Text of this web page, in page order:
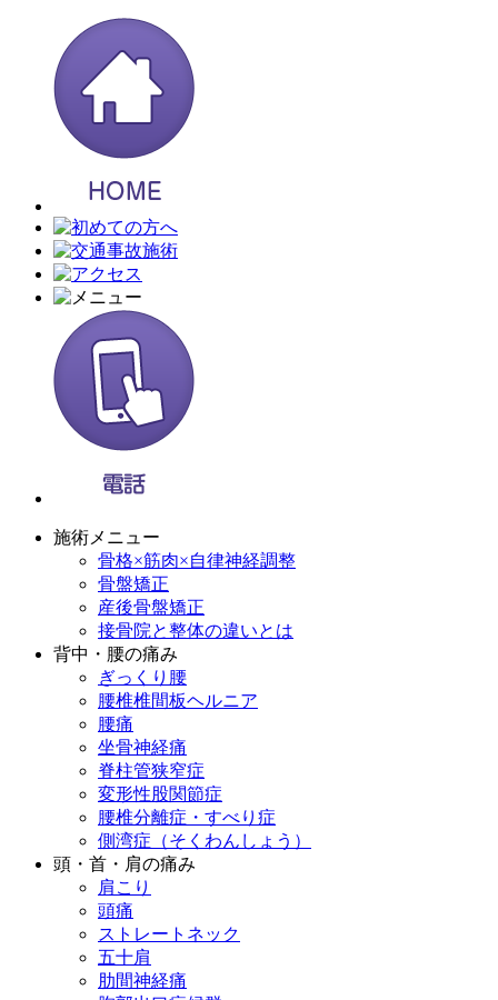
施術メニュー
骨格×筋肉×自律神経調整
骨盤矯正
産後骨盤矯正
接骨院と整体の違いとは
背中・腰の痛み
ぎっくり腰
腰椎椎間板ヘルニア
腰痛
坐骨神経痛
脊柱管狭窄症
変形性股関節症
腰椎分離症・すべり症
側湾症（そくわんしょう）
頭・首・肩の痛み
肩こり
頭痛
ストレートネック
五十肩
肋間神経痛